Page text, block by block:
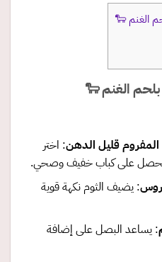
قليل الدهن: اختر
على كباب خفيف وصحي.
: يضيف الثوم نكهة قوية
: يساعد البصل على إضافة